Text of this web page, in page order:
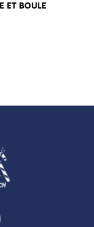
ET BOULE